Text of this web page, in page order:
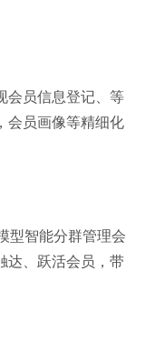
会员信息登记、等
会员画像等精细化
型智能分群管理会
达、跃活会员，带